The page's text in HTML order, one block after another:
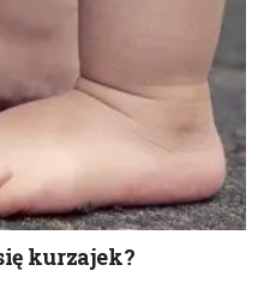
kurzajek?